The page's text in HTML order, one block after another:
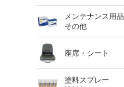
メンテナンス用品
その他
座席・シート
塗料スプレー